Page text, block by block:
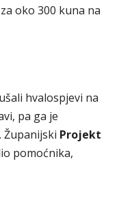
oko 300 kuna na
hvalospjevi na
pa ga je
Županijski Projekt
pomoćnika,